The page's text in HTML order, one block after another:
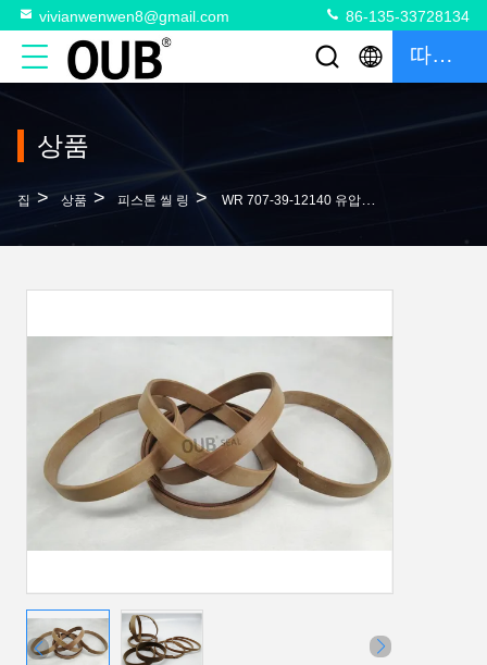
vivianwenwen8@gmail.com 86-135-33728134
따옴표
상품
집 > 상품 > 피스톤 씰 링 > WR 707-39-12140 유압펌프 피스톤 로드 밀봉 웨어 링 707-39-10550 서포트 링